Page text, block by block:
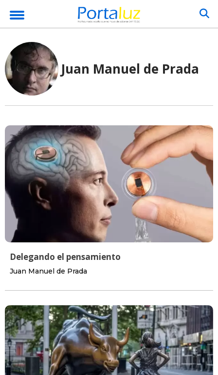
Juan Manuel de Prada
Delegando el pensamiento
Juan Manuel de Prada